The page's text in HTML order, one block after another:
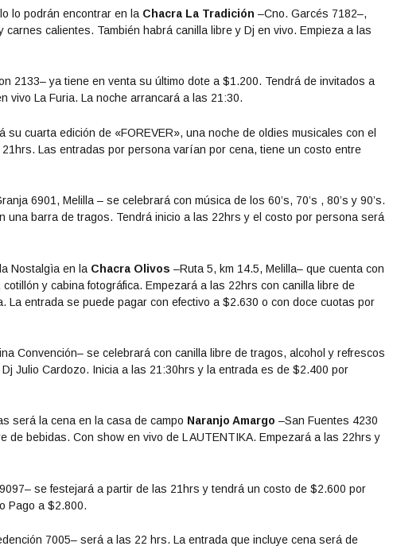
lo podrán encontrar en la Chacra La Tradición –Cno. Garcés 7182–,
calientes. También habrá canilla libre y Dj en vivo. Empieza a las
2133– ya tiene en venta su último dote a $1.200. Tendrá de invitados a
vivo La Furia. La noche arrancará a las 21:30.
su cuarta edición de «FOREVER», una noche de oldies musicales con el
21hrs. Las entradas por personavarían por cena, tiene un costo entre
6901, Melilla – se celebrará con música de los 60’s, 70’s , 80’s y 90’s.
una barra de tragos. Tendrá inicio a las 22hrs y el costo por persona será
Nostalgìa en la Chacra Olivos –Ruta 5, km 14.5, Melilla– que cuenta con
y cabina fotográfica. Empezará a las 22hrs con canilla libre de
La entrada se puede pagar con efectivo a $2.630 o con doce cuotas por
Convención– se celebrará con canilla libre de tragos, alcohol y refrescos
Julio Cardozo. Inicia a las 21:30hrs y la entrada es de $2.400 por
será la cena en la casa de campo Naranjo Amargo –San Fuentes 4230
de bebidas. Con show en vivo de L AUTENTIKA. Empezará a las 22hrs y
se festejará a partir de las 21hrs y tendrá un costo de $2.600 por
Pago a $2.800.
7005– será a las 22 hrs. La entrada que incluye cena será de